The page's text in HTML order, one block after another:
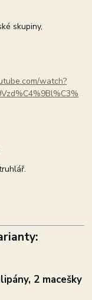
skupiny,
watch?
2 macešky